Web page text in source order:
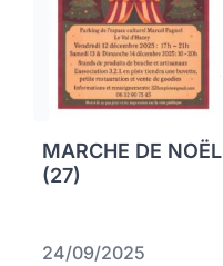
MARCHE DE NOËL
(27)
24/09/2025